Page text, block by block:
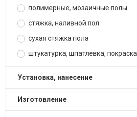
полимерные, мозаичные полы
стяжка, наливной пол
сухая стяжка пола
штукатурка, шпатлевка, покраска
установка, нанесение
изготовление